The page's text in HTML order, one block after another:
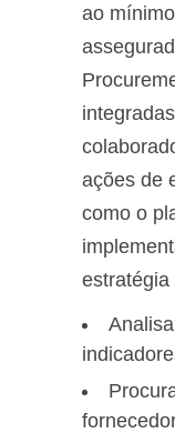
ao
ações de
como o
estratégia